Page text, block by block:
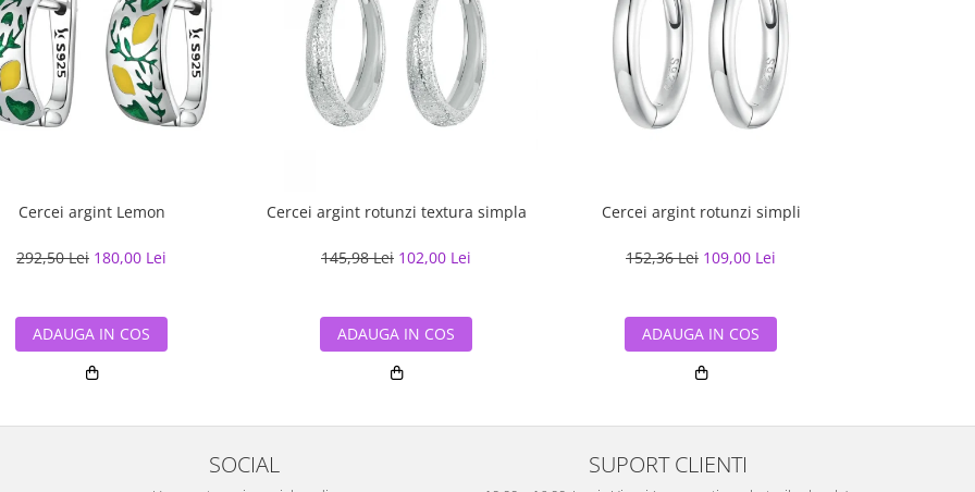
Cercei argint Lemon
292,50 Lei 180,00 Lei
ADAUGA IN COS
Cercei argint rotunzi textura simpla
145,98 Lei 102,00 Lei
ADAUGA IN COS
Cercei argint rotunzi simpli
152,36 Lei 109,00 Lei
ADAUGA IN COS
SOCIAL SUPORT CLIENTI